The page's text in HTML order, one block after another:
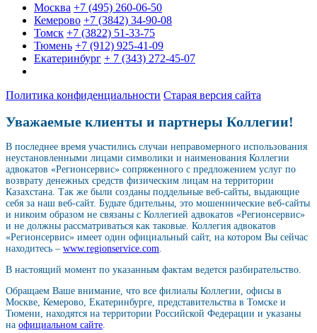
Москва +7 (495) 260-06-50
Кемерово +7 (3842) 34-90-08
Томск +7 (3822) 51-33-75
Тюмень +7 (912) 925-41-09
Екатеринбург + 7 (343) 272-45-07
Политика конфиденциальности Старая версия сайта
Уважаемые клиенты и партнеры Коллегии!
В последнее время участились случаи неправомерного использования
неустановленными лицами символики и наименования Коллегии
адвокатов «Регионсервис» сопряженного с предложением услуг по
возврату денежных средств физическим лицам на территории
Казахстана. Так же были созданы поддельные веб-сайты, выдающие
себя за наш веб-сайт. Будьте бдительны, это мошеннические веб-сайты
и никоим образом не связаны с Коллегией адвокатов «Регионсервис»
и не должны рассматриваться как таковые. Коллегия адвокатов
«Регионсервис» имеет один официальный сайт, на котором Вы сейчас
находитесь – www.regionservice.com
В настоящий момент по указанным фактам ведется разбирательство.
Обращаем Ваше внимание, что все филиалы Коллегии, офисы в
Москве, Кемерово, Екатеринбурге, представительства в Томске и
Тюмени, находятся на территории Российской Федерации и указаны
на официальном сайте